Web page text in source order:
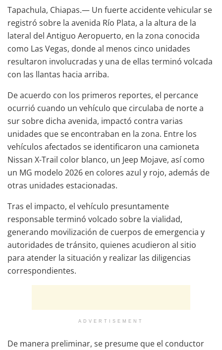
Tapachula, Chiapas.— Un fuerte accidente vehicular se
registró sobre la avenida Río Plata, a la altura de la
lateral del Antiguo Aeropuerto, en la zona conocida
como Las Vegas, donde al menos cinco unidades
resultaron involucradas y una de ellas terminó volcada
con las llantas hacia arriba.
De acuerdo con los primeros reportes, el percance
ocurrió cuando un vehículo que circulaba de norte a
sur sobre dicha avenida, impactó contra varias
unidades que se encontraban en la zona. Entre los
vehículos afectados se identificaron una camioneta
Nissan X-Trail color blanco, un Jeep Mojave, así como
un MG modelo 2026 en colores azul y rojo, además de
otras unidades estacionadas.
Tras el impacto, el vehículo presuntamente
responsable terminó volcado sobre la vialidad,
generando movilización de cuerpos de emergencia y
autoridades de tránsito, quienes acudieron al sitio
para atender la situación y realizar las diligencias
correspondientes.
ADVERTISEMENT
De manera preliminar, se presume que el conductor